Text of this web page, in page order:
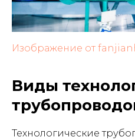
Изображение от
Виды
Технологические